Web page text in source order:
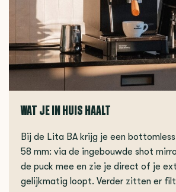
WAT JE IN HUIS HAALT
Bij de Lita BA krijg je een
58 mm: via de ingebouwde shot
de puck mee en zie je direct of je
gelijkmatig loopt. Verder zitten er